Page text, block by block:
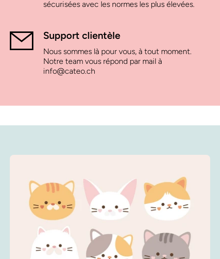
sécurisées avec les normes les plus élevées.
Support clientèle
Nous sommes là pour vous, à tout moment.
Notre team vous répond par mail à
info@cateo.ch